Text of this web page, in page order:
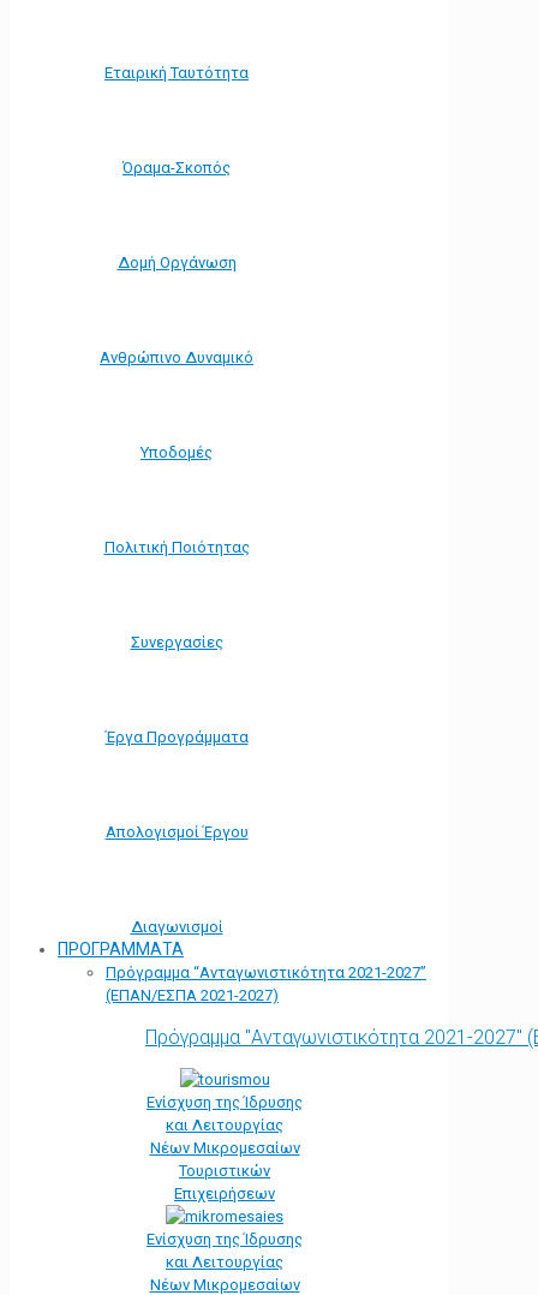
Εταιρική Ταυτότητα
Όραμα-Σκοπός
Δομή Οργάνωση
Ανθρώπινο Δυναμικό
Υποδομές
Πολιτική Ποιότητας
Συνεργασίες
Έργα Προγράμματα
Απολογισμοί Έργου
Διαγωνισμοί
ΠΡΟΓΡΑΜΜΑΤΑ
Πρόγραμμα “Ανταγωνιστικότητα 2021-2027”
(ΕΠΑΝ/ΕΣΠΑ 2021-2027)
Πρόγραμμα "Ανταγωνιστικότητα 2021-
Ενίσχυση της Ίδρυσης
και Λειτουργίας
Νέων Μικρομεσαίων
Τουριστικών
Επιχειρήσεων
Ενίσχυση της Ίδρυσης
και Λειτουργίας
Νέων Μικρομεσαίων